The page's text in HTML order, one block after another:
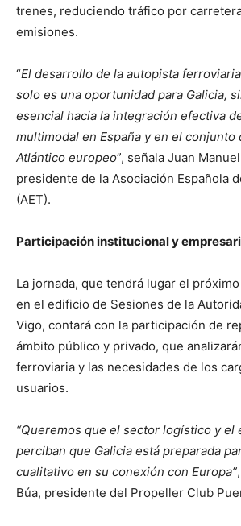
trenes, reduciendo tráfico por
emisiones.
“El desarrollo de la autopista
solo es una oportunidad para Galicia,
esencial hacia la integración efectiva
multimodal en España y en el
Atlántico europeo”, señala Juan
presidente de la Asociación Española
(AET).
Participación institucional y
La jornada, que tendrá lugar el
en el edificio de Sesiones de la
Vigo, contará con la participación de
ámbito público y privado, que
ferroviaria y las necesidades de los
usuarios.
“Queremos que el sector logístico y el
perciban que Galicia está preparada
cualitativo en su conexión con Europa”
Búa, presidente del Propeller Club